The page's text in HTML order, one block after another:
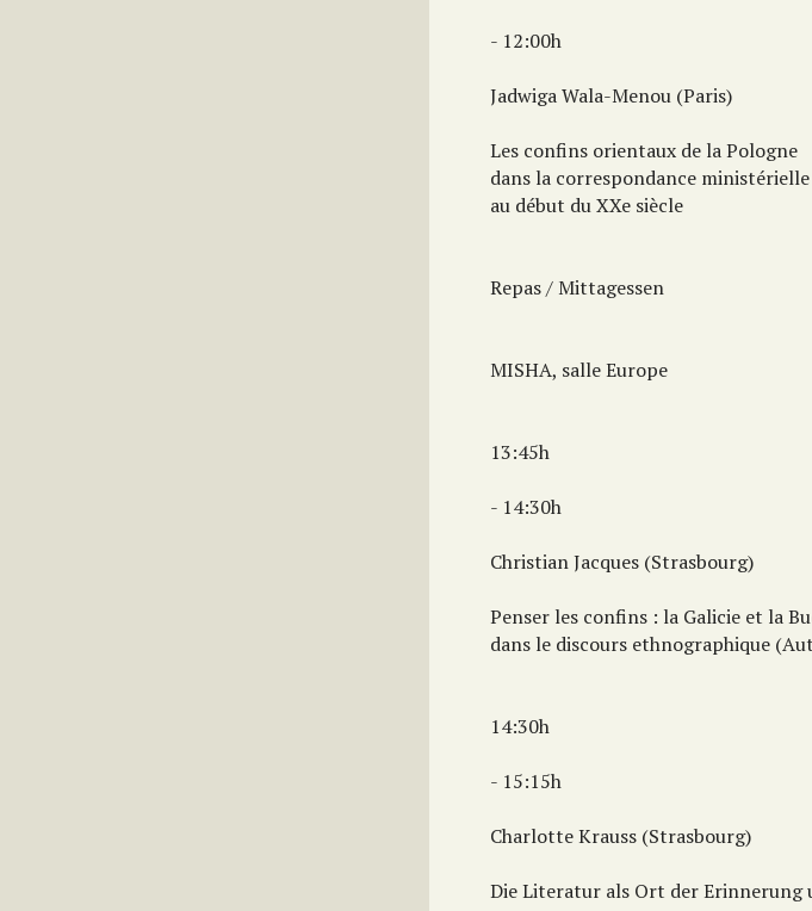
- 12:00h
Jadwiga Wala-Menou (Paris)
Les confins orientaux de la Pologne
dans la correspondance
au début du XXe siècle
Repas / Mittagessen
MISHA, salle Europe
13:45h
- 14:30h
Christian Jacques (Strasbourg)
Penser les confins : la Galicie et la
dans le discours ethnographique
14:30h
- 15:15h
Charlotte Krauss (Strasbourg)
Die Literatur als Ort der Erinnerung